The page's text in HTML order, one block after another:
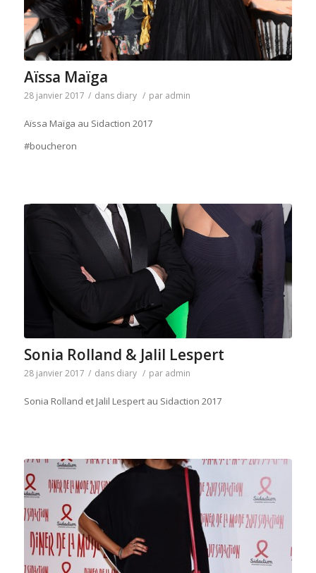
Aïssa Maïga
28 janvier 2017 / dans diary / par admin
Aïssa Maïga au Sidaction 2017
#boucheron
Sonia Rolland & Jalil Lespert
28 janvier 2017 / dans diary / par admin
Sonia Rolland et Jalil Lespert au Sidaction 2017